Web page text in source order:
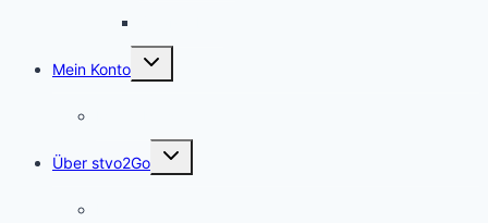
Mein Konto
Untermenü
umschalten
Über stvo2Go
Untermenü
umschalten